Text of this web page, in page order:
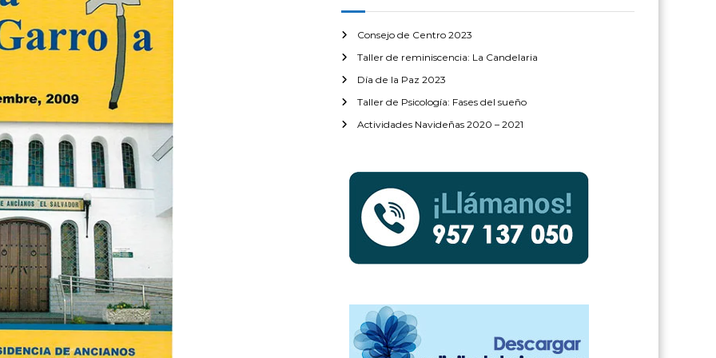
Consejo de Centro 2023
Taller de reminiscencia: La Candelaria
Día de la Paz 2023
Taller de Psicología: Fases del sueño
Actividades Navideñas 2020 – 2021